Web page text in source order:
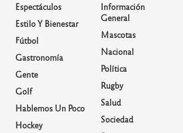
Espectáculos
Estilo Y Bienestar
Fútbol
Gastronomía
Gente
Golf
Hablemos Un Poco
Hockey
Información
General
Mascotas
Nacional
Política
Rugby
Salud
Sociedad